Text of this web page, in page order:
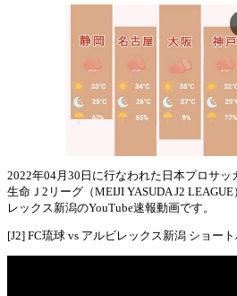
2022年04月30日に行なわれた日本プロサッ
生命Ｊ2リーグ（MEIJI YASUDA J2
レックス新潟のYouTube速報動画です。
[J2] FC琉球 vs アルビレックス新潟 ショー